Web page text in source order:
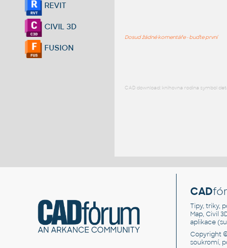
REVIT
CIVIL 3D
FUSION
Dosud žádné komentáře - buďte první
CAD download: knihovna rodina symbol
CAD
Tipy, triky,
Map, Civil
aplikace
Copyright
soukromí,